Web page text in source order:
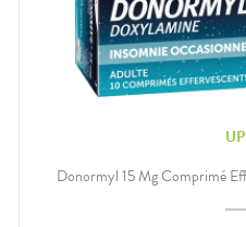
Donormyl 15 Mg Comprimé